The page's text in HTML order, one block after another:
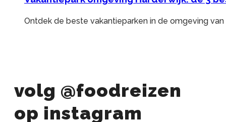
Ontdek de beste vakantieparken in de omgeving
volg @foodreizen
op instagram